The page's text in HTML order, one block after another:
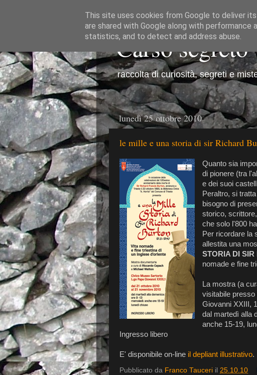
Carso segreto
raccolta di curiosità, segreti e
lunedì 25 ottobre 2010
le mille e una storia di sir Richard
Quanto sia
di pionere (tra
e dei suoi
Peraltro, si
bisogno di
storico,
che solo l'800
Per ricordare la
allestita una
STORIA DI SIR
nomade e fine
La mostra (a
visitabile
Giovanni XXIII,
dal martedì alla
anche 15-19,
Ingresso libero
E' disponibile on-line il depliant illustrativo.
Pubblicato da Franco Tauceri il 25.10.10
This site uses cookies from Google to deliver
are shared with Google along with
statistics, and to detect and address abuse.